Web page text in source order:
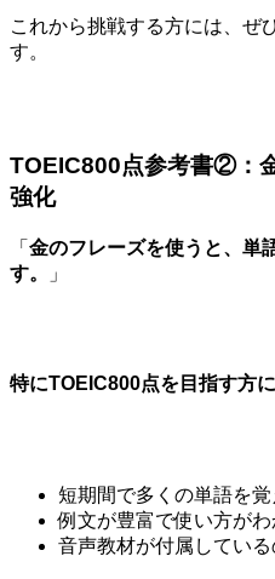
これから挑戦する方には、ぜ
す。
TOEIC800点参考書②：
強化
「 金のフレーズを使うと、単
す。
」
特にTOEIC800点を目指す方
短期間で多くの単語を
例文が豊富で使い方が
音声教材が付属してい